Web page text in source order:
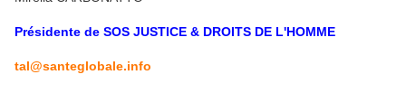
Présidente de SOS JUSTICE & DROITS DE L'HOMME
tal@santeglobale.info